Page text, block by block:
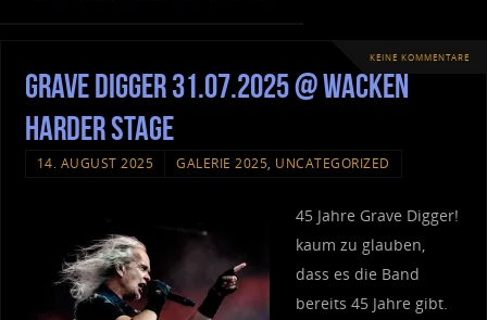
KEINE KOMMENTARE
Grave Digger 31.07.2025 @ Wacken
Harder Stage
14. AUGUST 2025 GALERIE 2025, UNCATEGORIZED
45 Jahre Grave Digger!
kaum zu glauben,
dass es die Band
bereits 45 Jahre gibt.